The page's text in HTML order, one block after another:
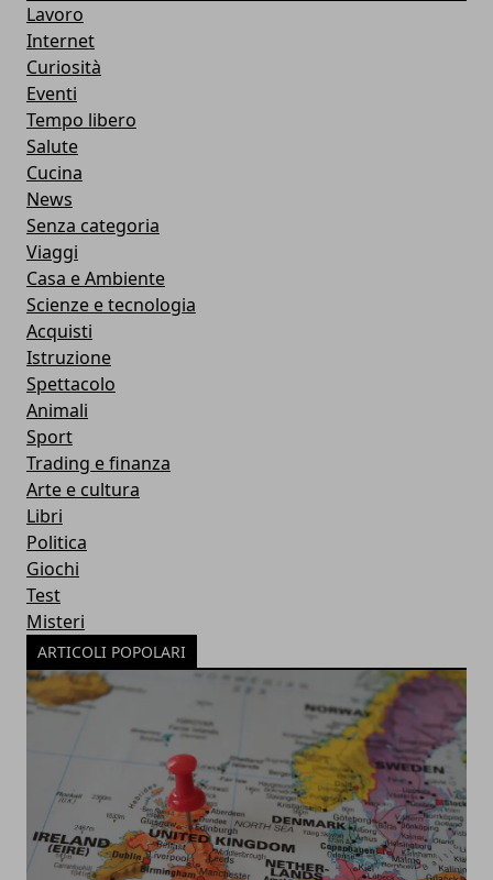
Lavoro
Internet
Curiosità
Eventi
Tempo libero
Salute
Cucina
News
Senza categoria
Viaggi
Casa e Ambiente
Scienze e tecnologia
Acquisti
Istruzione
Spettacolo
Animali
Sport
Trading e finanza
Arte e cultura
Libri
Politica
Giochi
Test
Misteri
ARTICOLI POPOLARI